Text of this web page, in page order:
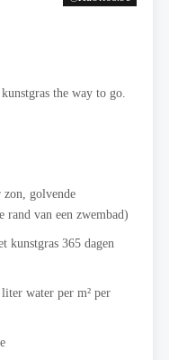
the way to go.
zon, golvende
rand van een zwembad)
365 dagen
water per m² per